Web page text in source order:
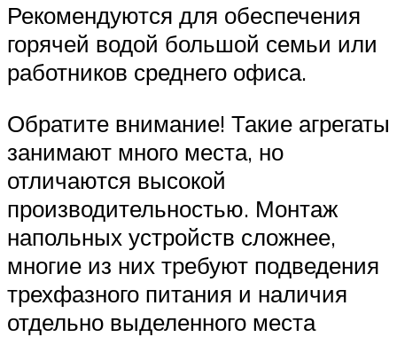
Рекомендуются для обеспечения
горячей водой большой семьи или
работников среднего офиса.
Обратите внимание! Такие агрегаты
занимают много места, но
отличаются высокой
производительностью. Монтаж
напольных устройств сложнее,
многие из них требуют подведения
трехфазного питания и наличия
отдельно выделенного места